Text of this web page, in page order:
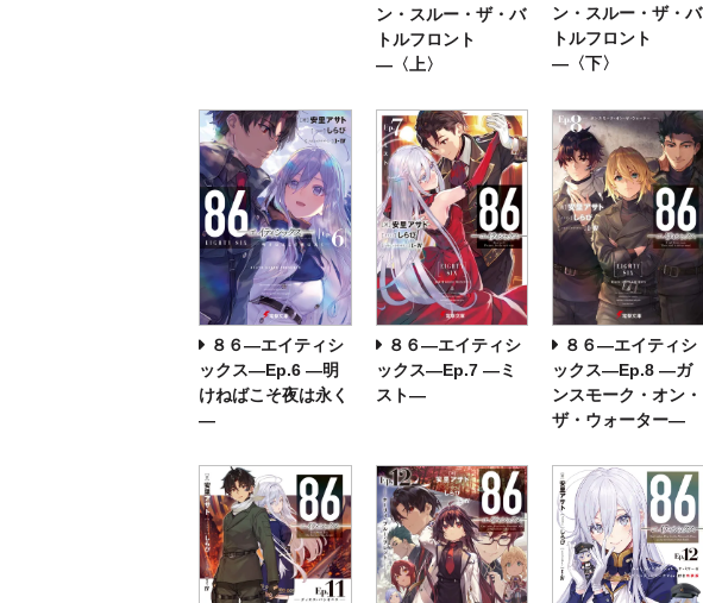
ン・スルー・ザ・バ
トルフロント
―〈上〉
ン・スルー・ザ・バ
トルフロント
―〈下〉
８６―エイティシ
ックス―Ep.6 ―明
けねばこそ夜は永く
―
８６―エイティシ
ックス―Ep.7 ―ミ
スト―
８６―エイティシ
ックス―Ep.8 ―ガ
ンスモーク・オン・
ザ・ウォーター―